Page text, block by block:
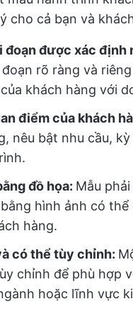
cho cả bạn và
đoạn được xác định
rõ ràng và
khách hàng với
điểm của khách
nêu bật nhu cầu,
đồ họa: Mẫu
hình ảnh có
hàng.
có thể tùy chỉnh:
chỉnh để phù hợp
hoặc lĩnh vực